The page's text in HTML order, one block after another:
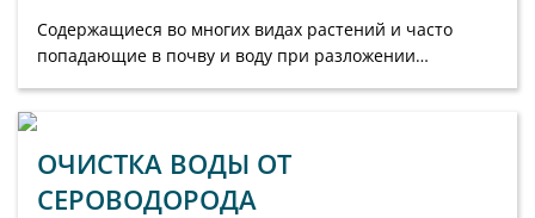
Содержащиеся во многих видах растений и часто
попадающие в почву и воду при разложении
ОЧИСТКА ВОДЫ ОТ
СЕРОВОДОРОДА